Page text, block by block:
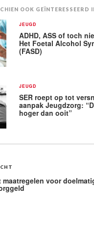
OOK GEÏNTERESSEERD
JEUGD
ADHD, ASS of toch
Het Foetal Alcohol
(FASD)
JEUGD
SER roept op tot
aanpak Jeugdzorg:
hoger dan ooit”
maatregelen voor